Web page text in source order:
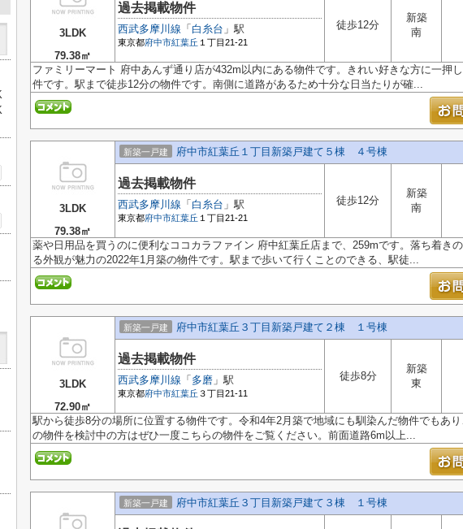
3LDK
79.38㎡
過去掲載物件
西武多摩川線 「 白糸台 」駅
東京都府中市紅葉丘 １丁目21-21
徒歩12分
新築
南
ファミリーマート 府中あんず通り店が432m以内にある物件です。きれい好きな方に一押
件です。駅まで徒歩12分の物件です。南側に道路があるため十分な日当たりが確...
3LDK
79.38㎡
新築一戸建 府中市紅葉丘１丁目新築戸建て５棟 ４号棟
過去掲載物件
西武多摩川線 「 白糸台 」駅
東京都府中市紅葉丘 １丁目21-21
徒歩12分
新築
南
薬や日用品を買うのに便利なココカラファイン 府中紅葉丘店まで、259mです。落ち着き
る外観が魅力の2022年1月築の物件です。駅まで歩いて行くことのできる、駅徒...
3LDK
72.90㎡
新築一戸建 府中市紅葉丘３丁目新築戸建て２棟 １号棟
過去掲載物件
西武多摩川線 「 多磨 」駅
東京都府中市紅葉丘 ３丁目21-11
徒歩8分
新築
東
駅から徒歩8分の場所に位置する物件です。令和4年2月築で地域にも馴染んだ物件でもあ
の物件を検討中の方はぜひ一度こちらの物件をご覧ください。前面道路6m以上...
新築一戸建 府中市紅葉丘３丁目新築戸建て３棟 １号棟